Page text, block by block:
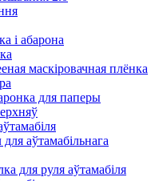
і абарона
маскіровачная плёнка
для паперы
аўтамабільнага
для руля аўтамабіля